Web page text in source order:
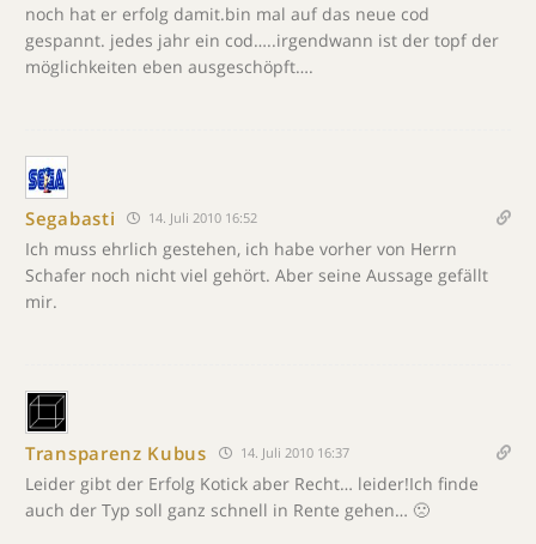
noch hat er erfolg damit.bin mal auf das neue cod
gespannt. jedes jahr ein cod…..irgendwann ist der topf der
möglichkeiten eben ausgeschöpft….
Segabasti 14. Juli 2010 16:52
Ich muss ehrlich gestehen, ich habe vorher von Herrn
Schafer noch nicht viel gehört. Aber seine Aussage gefällt
mir.
Transparenz Kubus 14. Juli 2010 16:37
Leider gibt der Erfolg Kotick aber Recht… leider!Ich finde
auch der Typ soll ganz schnell in Rente gehen… 🙁